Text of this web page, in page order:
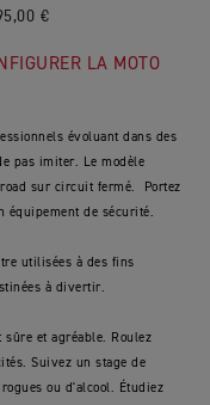
€
LA MOTO
évoluant dans des
pas imiter. Le modèle
road sur circuit fermé. Portez
équipement de sécurité.
utilisées à des fins
à divertir.
et agréable. Roulez
Suivez un stage de
ou d'alcool. Étudiez